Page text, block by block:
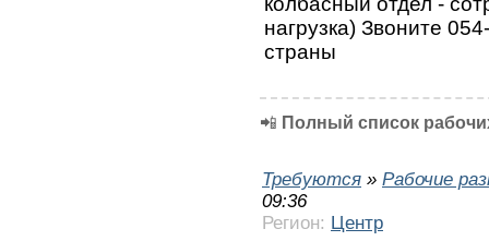
нагрузка) Звоните
страны
📲 Полный список
Требуются » Рабочие
09:36
Регион: Центр